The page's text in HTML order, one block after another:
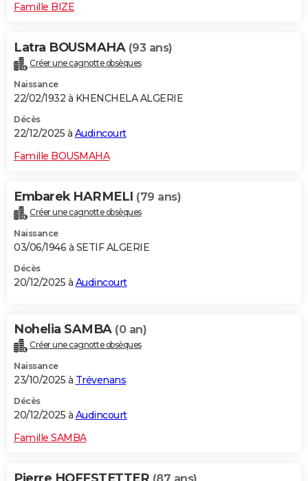
Famille BIZE
Latra BOUSMAHA (93 ans)
Créer une cagnotte obsèques
Naissance
22/02/1932 à KHENCHELA ALGERIE
Décès
22/12/2025 à Audincourt
Famille BOUSMAHA
Embarek HARMELI (79 ans)
Créer une cagnotte obsèques
Naissance
03/06/1946 à SETIF ALGERIE
Décès
20/12/2025 à Audincourt
Nohelia SAMBA (0 an)
Créer une cagnotte obsèques
Naissance
23/10/2025 à Trévenans
Décès
20/12/2025 à Audincourt
Famille SAMBA